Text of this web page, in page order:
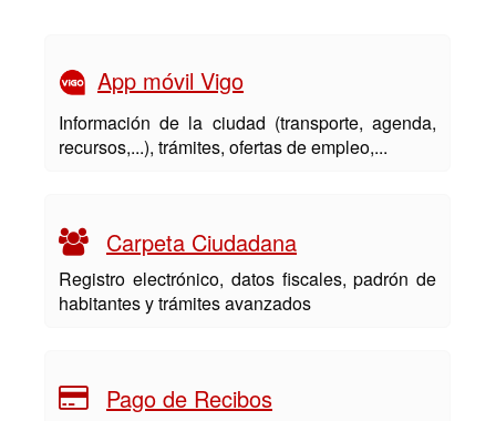
App móvil Vigo
Información de la ciudad (transporte, agenda,
recursos,...), trámites, ofertas de empleo,...
Carpeta Ciudadana
Registro electrónico, datos fiscales, padrón de
habitantes y trámites avanzados
Pago de Recibos